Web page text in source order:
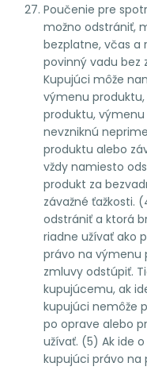
Poučenie pre
možno odstrániť,
bezplatne, včas a
povinný vadu bez
Kupujúci môže
výmenu
produktu,
nevzniknú
produktu alebo
vždy namiesto
produkt za
závažné ťažkosti.
odstrániť a ktorá
riadne užívať ako
právo na výmenu
zmluvy odstúpiť.
kupujúcemu, ak
kupujúci nemôže
po oprave alebo
užívať. (5) Ak ide
kupujúci právo na